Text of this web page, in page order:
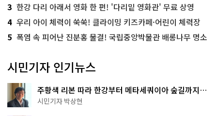
3 한강 다리 아래서 영화 한 편! '다리밑 영화관' 무료 상영
4 우리 아이 체력이 쑥쑥! 클라이밍 키즈카페·어린이 체력장
5 폭염 속 피어난 진분홍 물결! 국립중앙박물관 배롱나무 명소
시민기자 인기뉴스
주황색 리본 따라 한강부터 메타세쿼이아 숲길까지…
서울둘레길 15코스
시민기자 박상현